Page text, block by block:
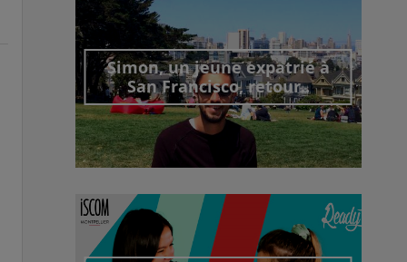
Simon, un jeune expatrié à
San Francisco, retour..
Découvrir cet interview